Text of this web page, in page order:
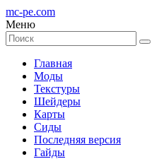
mc-pe.com
Меню
Главная
Моды
Текстуры
Шейдеры
Карты
Сиды
Последняя версия
Гайды